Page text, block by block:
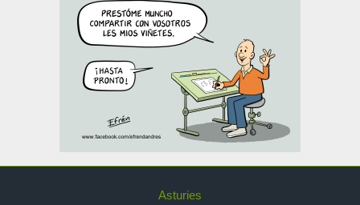
Asturies